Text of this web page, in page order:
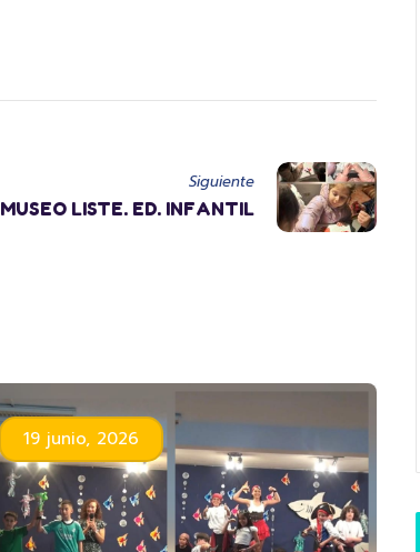
Siguiente
MUSEO LISTE. ED. INFANTIL
19 junio, 2026